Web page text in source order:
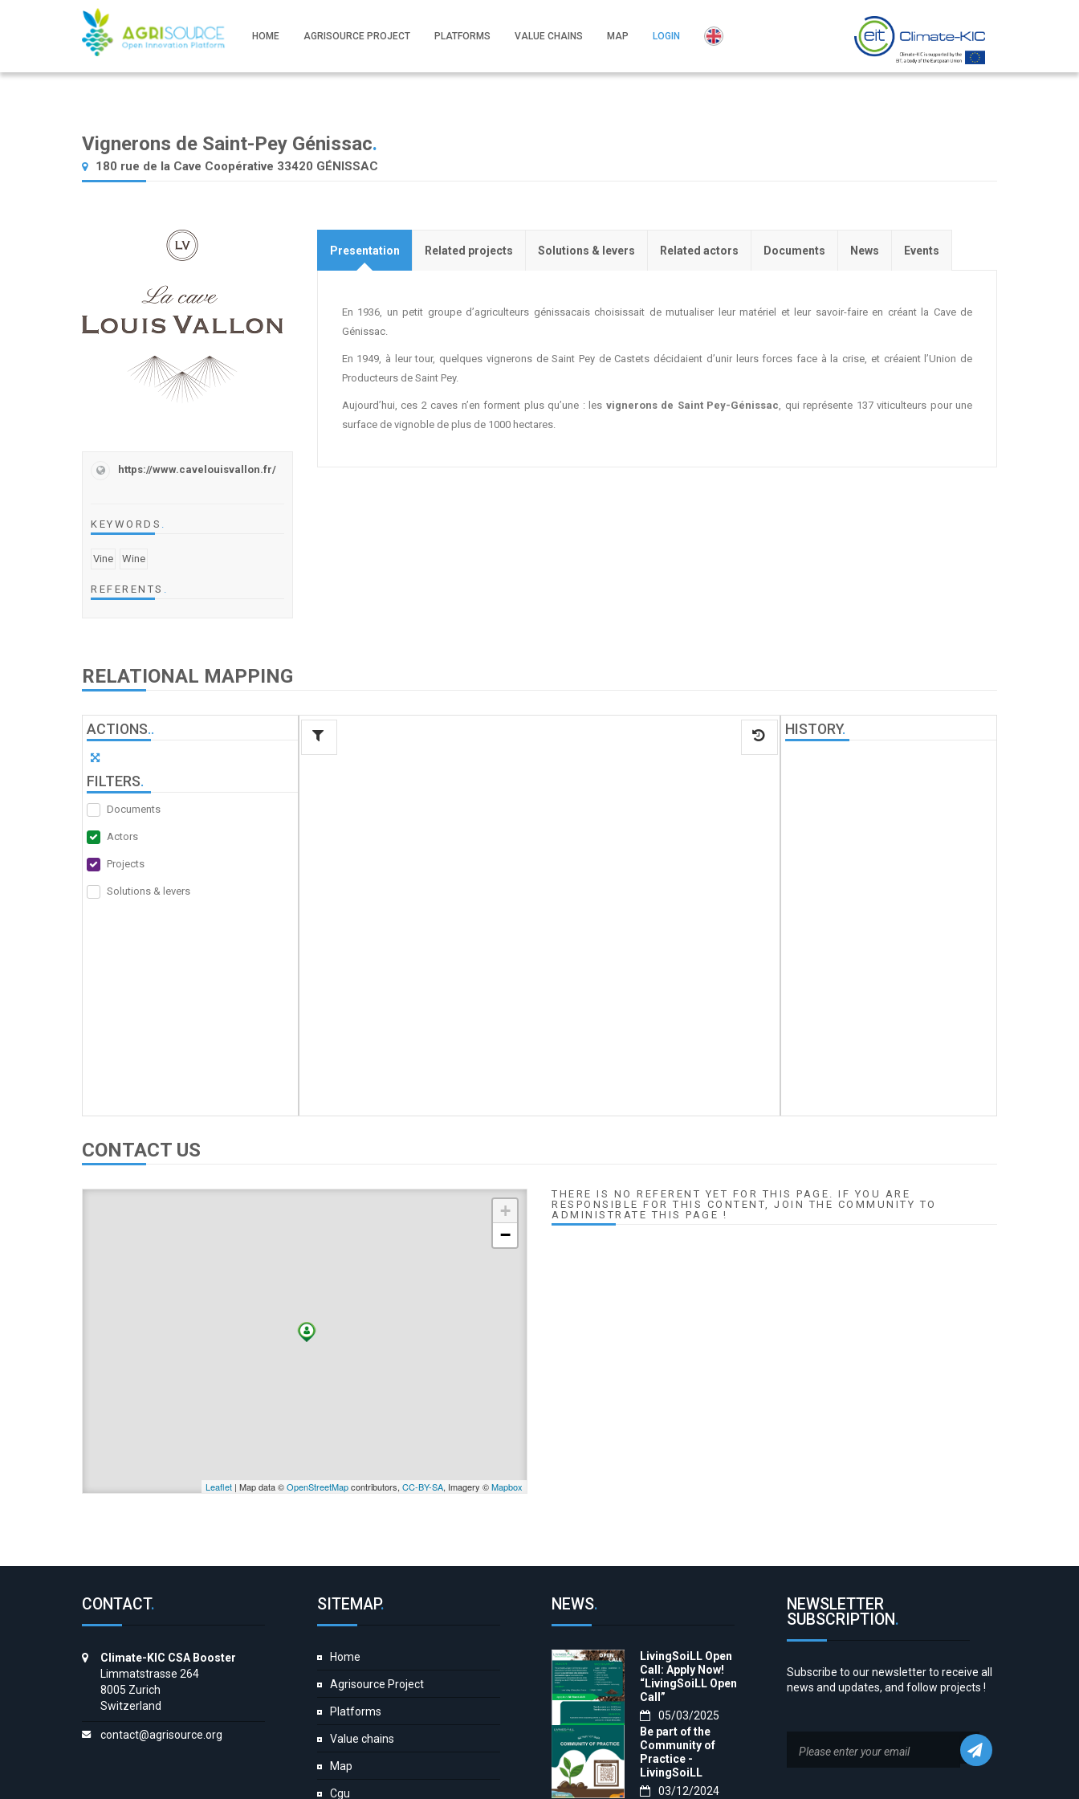
HOME AGRISOURCE PROJECT PLATFORMS VALUE CHAINS MAP LOGIN
Vignerons de Saint-Pey Génissac.
180 rue de la Cave Coopérative 33420 GÉNISSAC
https://www.cavelouisvallon.fr/
KEYWORDS .
Vine Wine
REFERENTS .
Presentation Related projects Solutions & levers Related actors Documents News Events
En 1936, un petit groupe d’agriculteurs génissacais choisissait de mutualiser leur matériel et leur savoir-faire en créant la Cave de
Génissac.
En 1949, à leur tour, quelques vignerons de Saint Pey de Castets décidaient d’unir leurs forces face à la crise, et créaient l’Union de
Producteurs de Saint Pey.
Aujourd’hui, ces 2 caves n’en forment plus qu’une : les vignerons de Saint Pey-Génissac, qui représente 137 viticulteurs pour une
surface de vignoble de plus de 1000 hectares.
RELATIONAL MAPPING
ACTIONS..
FILTERS.
Documents
Actors
Projects
Solutions & levers
HISTORY.
CONTACT US
+
−
Leaflet | Map data ©OpenStreetMapcontributors, CC-BY-SA, Imagery ©Mapbox
THERE IS NO REFERENT YET FOR THIS PAGE. IF YOU ARE
RESPONSIBLE FOR THIS CONTENT, JOIN THE COMMUNITY TO
ADMINISTRATE THIS PAGE !
CONTACT.
Climate-KIC CSA Booster
Limmatstrasse 264
8005 Zurich
Switzerland
contact@agrisource.org
SITEMAP.
Home
Agrisource Project
Platforms
Value chains
Map
Cgu
NEWS.
LivingSoiLL Open
Call: Apply Now!
“LivingSoiLL Open
Call”
05/03/2025
Be part of the
Community of
Practice -
LivingSoiLL
project03/12/2024
NEWSLETTER
SUBSCRIPTION.
Subscribe to our newsletter to receive all
news and updates, and follow projects !